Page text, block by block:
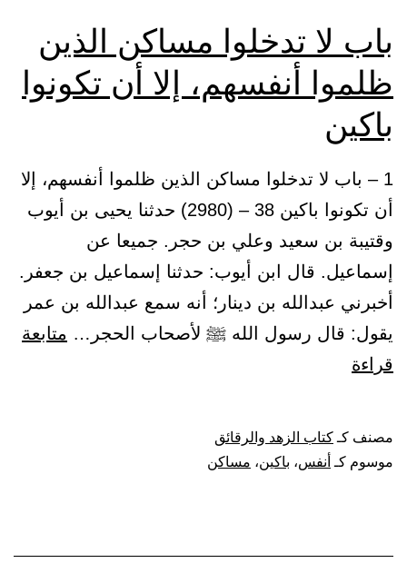
باب لا تدخلوا مساكن الذين
ظلموا أنفسهم، إلا أن تكونوا
باكين
1 – باب لا تدخلوا مساكن الذين ظلموا أنفسهم، إلا
أن تكونوا باكين 38 – (2980) حدثنا يحيى بن أيوب
وقتيبة بن سعيد وعلي بن حجر. جميعا عن
إسماعيل. قال ابن أيوب: حدثنا إسماعيل بن جعفر.
أخبرني عبدالله بن دينار؛ أنه سمع عبدالله بن عمر
يقول: قال رسول الله ﷺ لأصحاب الحجر… متابعة
قراءة
تدخلوا
مساكن
مصنف كـكتاب الزهد والرقائق
موسوم كـ أنفس، باكين، مساكن